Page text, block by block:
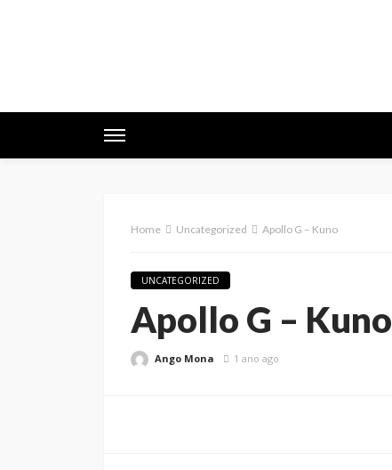
Home Uncategorized Apollo G – Kuno
UNCATEGORIZED
Apollo G – Kuno
Ango Mona 1 ano ago